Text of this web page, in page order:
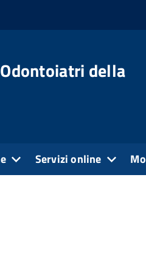
della
Servizi online